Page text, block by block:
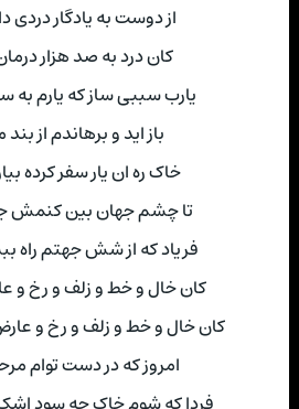
از دوست به یادگار دردی
کان درد به صد هزار
یارب سببی ساز که یارم
باز اید و برهاندم از
خاک ره ان یار سفر کرده
تا چشم جهان بین کنمش
فریاد که از شش جهتم راه
کان خال و خط و زلف و رخ و
کان خال و خط و زلف و رخ و
امروز که در دست توام